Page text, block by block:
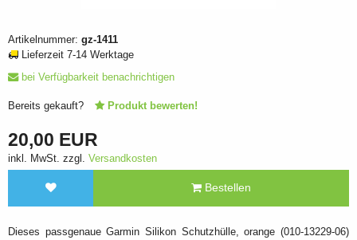
Artikelnummer: gz-1411
Lieferzeit 7-14 Werktage
bei Verfügbarkeit benachrichtigen
Bereits gekauft? Produkt bewerten!
20,00 EUR
inkl. MwSt. zzgl. Versandkosten
Bestellen
Dieses passgenaue Garmin Silikon Schutzhülle, orange (010-13229-06)